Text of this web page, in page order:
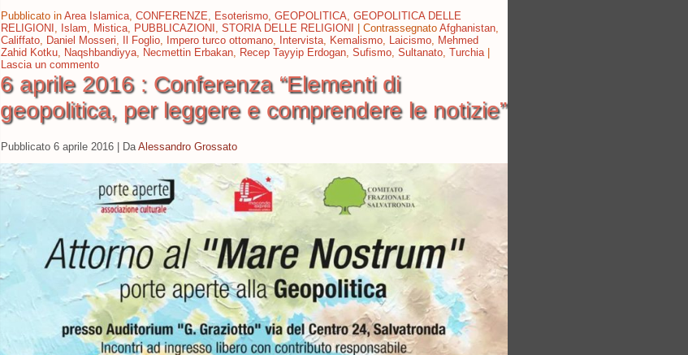
Pubblicato in Area Islamica, CONFERENZE, Esoterismo, GEOPOLITICA, GEOPOLITICA DELLE
RELIGIONI , Islam, Mistica, PUBBLICAZIONI , STORIA DELLE RELIGIONI Contrassegnato Afghanistan,
Califfato, Daniel Mosseri, Il Foglio, Impero turco ottomano, Intervista, Kemalismo, Laicismo, Mehmed
Zahid Kotku, Naqshbandiyya, Necmettin Erbakan, Recep Tayyip Erdogan, Sufismo, Sultanato, Turchia|
Lascia un commento
6 aprile 2016 : Conferenza “Elementi di
geopolitica, per leggere e comprendere le notizie”
Pubblicato 6 aprile 2016 Da Alessandro Grossato